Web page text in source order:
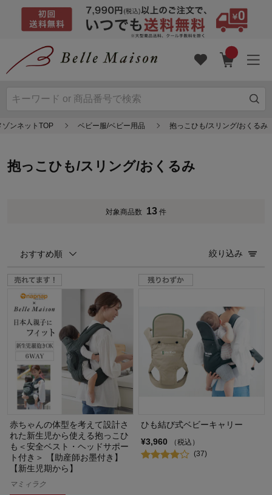
ゾンネットTOP ベビー服/ベビー用品 抱っこひも/スリング/おくるみ
抱っこひも/スリング/おくるみ
対象商品数 13 件
おすすめ順 絞り込み
赤ちゃんの体型を考えて設計さ
れた新生児から使える抱っこひ
も＜安全ベスト・ヘッドサポー
ト付き＞ 【助産師お墨付き】
【新生児期から】
マミィラク
ひも結び式ベビーキャリー
¥3,960
（税込）
(37)